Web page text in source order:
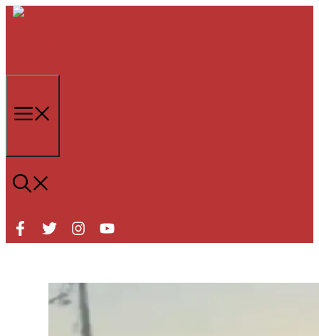
Μετάβαση